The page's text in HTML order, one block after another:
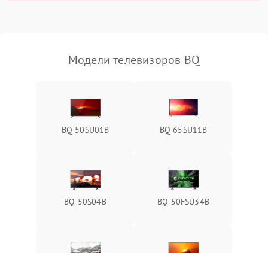
Модели телевизоров BQ
BQ 50SU01B BQ 65SU11B
BQ 50S04B BQ 50FSU34B